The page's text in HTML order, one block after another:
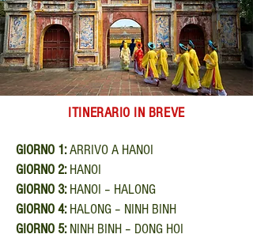
ITINERARIO IN BREVE
GIORNO 1:ARRIVO A HANOI
GIORNO 2:HANOI
GIORNO 3:HANOI – HALONG
GIORNO 4:HALONG – NINH BINH
GIORNO 5:NINH BINH – DONG HOI